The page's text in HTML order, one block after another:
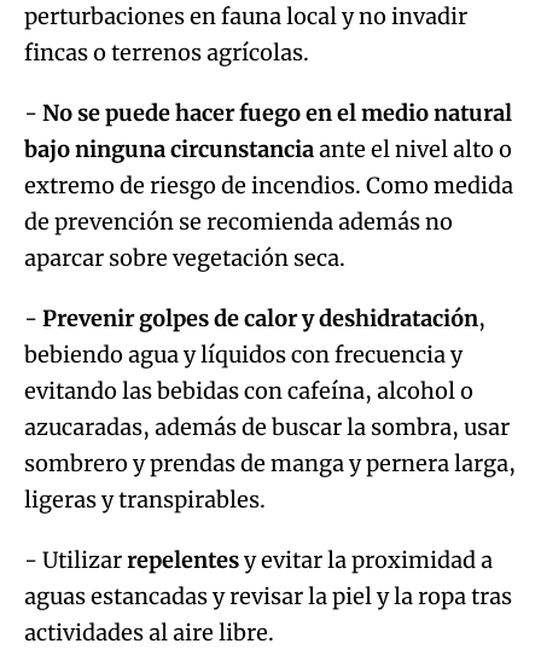
perturbaciones en fauna local y no invadir
fincas o terrenos agrícolas.
- No se puede hacer fuego en el medio natural
bajo ninguna circunstanciaante el nivel alto o
extremo de riesgo de incendios. Como medida
de prevención se recomienda además no
aparcar sobre vegetación seca.
- Prevenir golpes de calor y deshidratación,
bebiendo agua y líquidos con frecuencia y
evitando las bebidas con cafeína, alcohol o
azucaradas, además de buscar la sombra, usar
sombrero y prendas de manga y pernera larga,
ligeras y transpirables.
- Utilizarrepelentesy evitar la proximidad a
aguas estancadas y revisar la piel y la ropa tras
actividades al aire libre.